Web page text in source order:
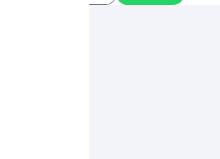
מותגים מתחרים